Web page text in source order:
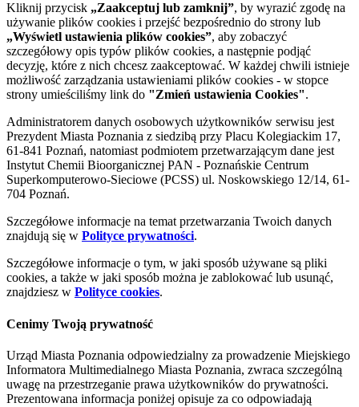
Kliknij przycisk „Zaakceptuj lub zamknij”, by wyrazić zgodę na
używanie plików cookies i przejść bezpośrednio do strony lub
„Wyświetl ustawienia plików cookies”, aby zobaczyć
szczegółowy opis typów plików cookies, a następnie podjąć
decyzję, które z nich chcesz zaakceptować. W każdej chwili istnieje
możliwość zarządzania ustawieniami plików cookies - w stopce
strony umieściliśmy link do "Zmień ustawienia Cookies".
Administratorem danych osobowych użytkowników serwisu jest
Prezydent Miasta Poznania z siedzibą przy Placu Kolegiackim 17,
61-841 Poznań, natomiast podmiotem przetwarzającym dane jest
Instytut Chemii Bioorganicznej PAN - Poznańskie Centrum
Superkomputerowo-Sieciowe (PCSS) ul. Noskowskiego 12/14, 61-
704 Poznań.
Szczegółowe informacje na temat przetwarzania Twoich danych
znajdują się w Polityce prywatności.
Szczegółowe informacje o tym, w jaki sposób używane są pliki
cookies, a także w jaki sposób można je zablokować lub usunąć,
znajdziesz w Polityce cookies.
Cenimy Twoją prywatność
Urząd Miasta Poznania odpowiedzialny za prowadzenie Miejskiego
Informatora Multimedialnego Miasta Poznania, zwraca szczególną
uwagę na przestrzeganie prawa użytkowników do prywatności.
Prezentowana informacja poniżej opisuje za co odpowiadają